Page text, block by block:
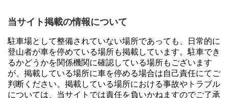
当サイト掲載の情報について
駐車場として整備されていない場所であっても、日常的に
登山者が車を停めている場所も掲載しています。駐車でき
るかどうかを関係機関に確認している場所もございます
が、掲載している場所に車を停める場合は自己責任にてご
判断ください。掲載している場所における事故やトラブル
については、当サイトでは責任を負いかねますのでご了承